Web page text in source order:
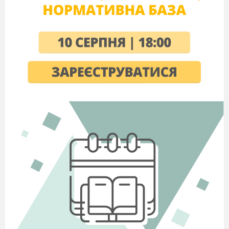
Кульмінацією заходу має бути
На заключному етапі виконується
пісня на вірші Расула
Гамзатова «Журавлі», присутні згадують
загиблих солдат у Великій
землетрусу в Японії в березні
2011 року. Паперовими журавликами
учні прикрашають зелений куточок
у класі, загадуючи бажання про
здоров’я близьких та усіх людей
нашої планети. Під час
проведення заходу учні
вчаться сприймати світ природи
та мистецтва в емоційній